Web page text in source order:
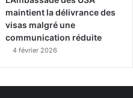
maintient la délivrance des
visas malgré une
communication réduite
4 février 2026